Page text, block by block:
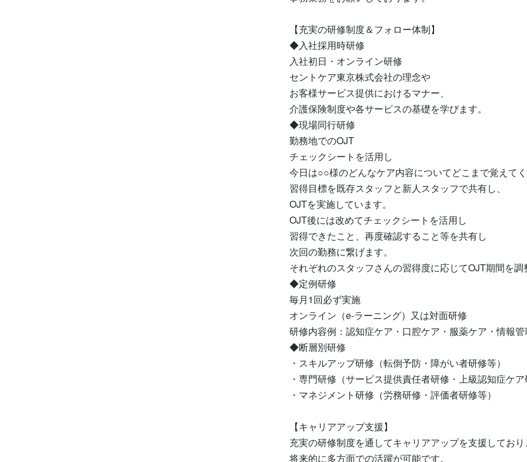
【充実の研修制度＆フォロー体制】
◆入社採用時研修
入社初日・オンライン研修
セントケア東京株式会社の理念や
お客様サービス提供におけるマナー、
介護保険制度や各サービスの基礎を学びます。
◆現場同行研修
勤務地でのOJT
チェックシートを活用し
今日は○○様のどんなケア内容についてどこまで覚えて
習得目標を既存スタッフと新人スタッフで共有し、
OJTを実施しています。
OJT後には改めてチェックシートを活用し
習得できたこと、再度確認すること等を共有し
次回の勤務に繋げます。
それぞれのスタッフさんの習得度に応じてOJT期間を
◆定例研修
毎月1回必ず実施
オンライン（e-ラーニング）又は対面研修
研修内容例：認知症ケア・口腔ケア・服薬ケア・情報管
◆断層別研修
・スキルアップ研修（転倒予防・障がい者研修等）
・専門研修（サービス提供責任者研修・上級認知症ケ
・マネジメント研修（労務研修・評価者研修等）
【キャリアアップ支援】
充実の研修制度を通してキャリアアップを支援してお
将来的に多方面での活躍が可能です。